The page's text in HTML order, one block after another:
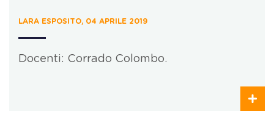
LARA ESPOSITO, 04 APRILE 2019
Docenti: Corrado Colombo.